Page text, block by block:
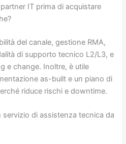
IT prima di acquistare
del canale, gestione RMA,
di supporto tecnico L2/L3, e
e change. Inoltre, è utile
as-built e un piano di
riduce rischi e downtime.
di assistenza tecnica da